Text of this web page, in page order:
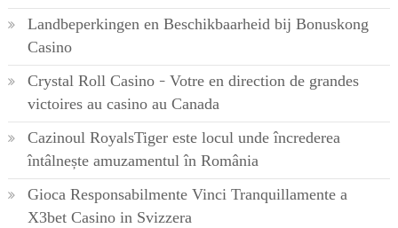
Landbeperkingen en Beschikbaarheid bij Bonuskong
Casino
Crystal Roll Casino – Votre en direction de grandes
victoires au casino au Canada
Cazinoul RoyalsTiger este locul unde încrederea
întâlnește amuzamentul în România
Gioca Responsabilmente Vinci Tranquillamente a
X3bet Casino in Svizzera